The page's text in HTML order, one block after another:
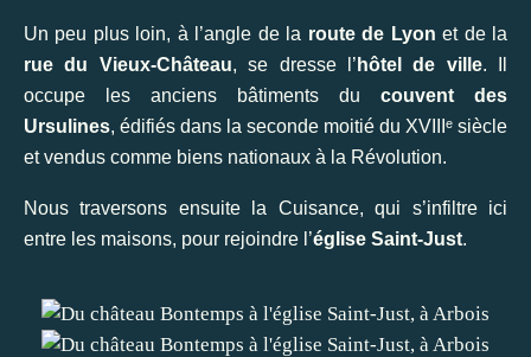
Un peu plus loin, à l’angle de la route de Lyon et de la
rue du Vieux-Château, se dresse l’ hôtel de ville. Il
occupe les anciens bâtiments du couvent des
Ursulines, édifiés dans la seconde moitié du XVIIIᵉ siècle
et vendus comme biens nationaux à la Révolution.
Nous traversons ensuite la Cuisance, qui s’infiltre ici
entre les maisons, pour rejoindre l’église Saint-Just.